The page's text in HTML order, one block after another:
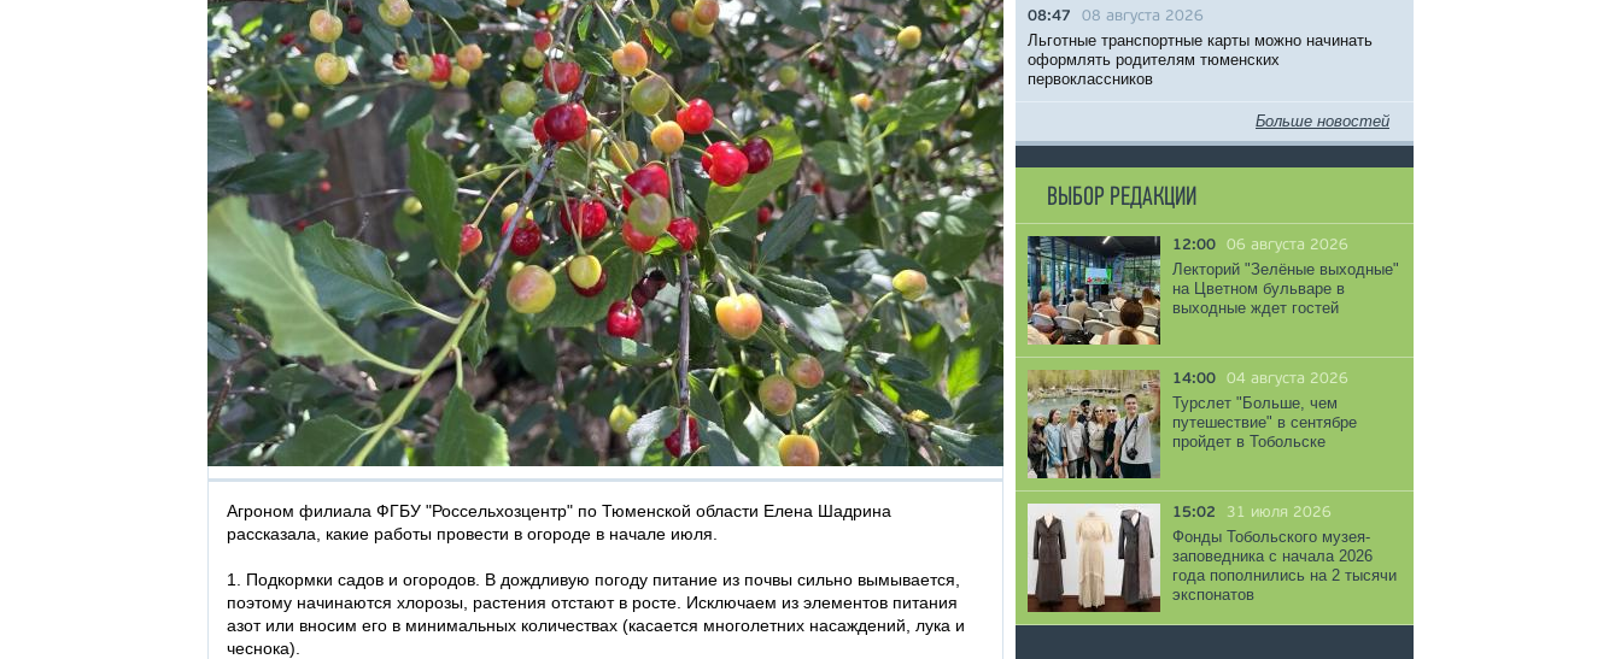
Агроном филиала ФГБУ "Россельхозцентр" по Тюменской области Елена Шадрина
рассказала, какие работы провести в огороде в начале июля.
1. Подкормки садов и огородов. В дождливую погоду питание из почвы сильно вымывается,
поэтому начинаются хлорозы, растения отстают в росте. Исключаем из элементов питания
азот или вносим его в минимальных количествах (касается многолетних насаждений, лука и
чеснока).
08:47 08 августа 2026
Льготные транспортные карты можно начинать
оформлять родителям тюменских
первоклассников
Больше новостей
ВЫБОР РЕДАКЦИИ
12:00 06 августа 2026
Лекторий "Зелёные выходные"
на Цветном бульваре в
выходные ждет гостей
14:00 04 августа 2026
Турслет "Больше, чем
путешествие" в сентябре
пройдет в Тобольске
15:02 31 июля 2026
Фонды Тобольского музея-
заповедника с начала 2026
года пополнились на 2 тысячи
экспонатов